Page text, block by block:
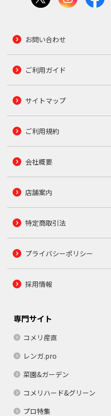
お問い合わせ
ご利用ガイド
サイトマップ
ご利用規約
会社概要
店舗案内
特定商取引法
プライバシーポリシー
採用情報
専門サイト
コメリ産直
レンガ.pro
菜園&ガーデン
コメリハード&グリーン
プロ特集